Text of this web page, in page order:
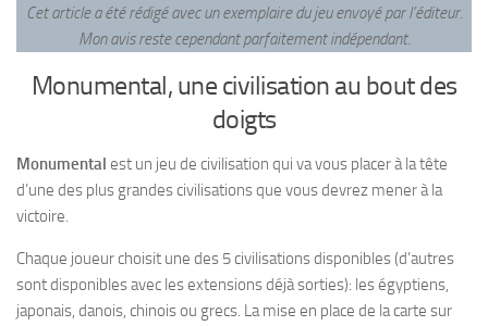
Cet article a été rédigé avec un exemplaire du jeu envoyé par l’éditeur.
Mon avis reste cependant parfaitement indépendant.
Monumental, une civilisation au bout des
doigts
Monumental est un jeu de civilisation qui va vous placer à la tête
d’une des plus grandes civilisations que vous devrez mener à la
victoire.
Chaque joueur choisit une des 5 civilisations disponibles (d’autres
sont disponibles avec les extensions déjà sorties): les égyptiens,
japonais, danois, chinois ou grecs. La mise en place de la carte sur